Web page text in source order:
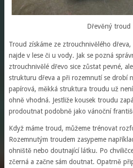
Dřevěný troud
Troud získáme ze ztrouchnivělého dřeva,
najde v lese či u vody. Jak se pozná
ztrouchnivělé dřevo sice zůstat pevné,
strukturu dřeva a při rozemnutí se drobí
papírová, měkká struktura troudu už
ohně vhodná. Jestliže kousek troudu
prodoutnat podobně jako vánoční
Když máme troud, můžeme trénovat
Rozemnutým troudem zasypeme
ohniště nebo doutnající látku. Po
zčerná a začne sám doutnat. Opatrně